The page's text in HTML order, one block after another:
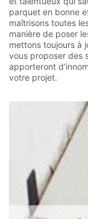
parquet en bonne
maîtrisons toutes
manière de poser
mettons toujours à
vous proposer des
apporteront
votre projet.